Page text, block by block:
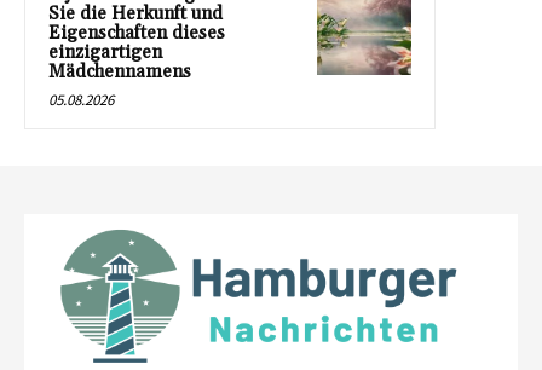
Sie die Herkunft und
Eigenschaften dieses
einzigartigen
Mädchennamens
05.08.2026